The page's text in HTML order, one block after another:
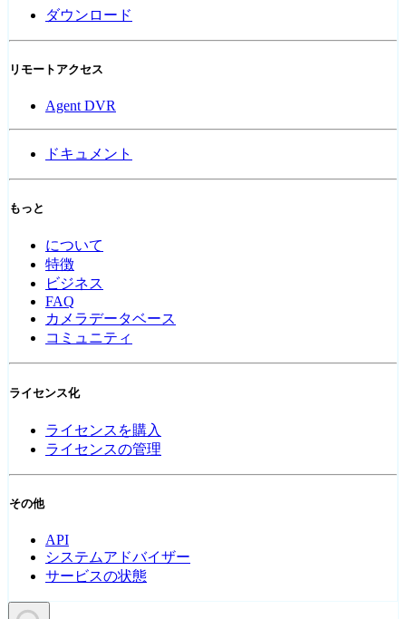
ダウンロード
リモートアクセス
Agent DVR
ドキュメント
もっと
について
特徴
ビジネス
FAQ
カメラデータベース
コミュニティ
ライセンス化
ライセンスを購入
ライセンスの管理
その他
API
システムアドバイザー
サービスの状態